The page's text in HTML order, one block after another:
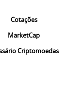
Cotações
MarketCap
Criptomoedas